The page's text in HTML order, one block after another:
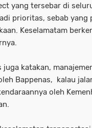
yang tersebar di
prioritas, sebab yang
Keselamatam
katakan,
Bappenas, kalau
oleh